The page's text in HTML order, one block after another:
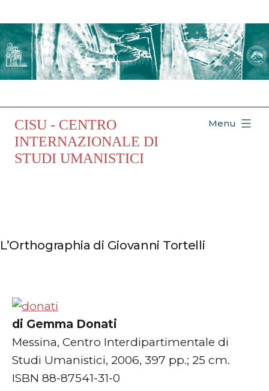
al
contenuto
CISU - CENTRO
INTERNAZIONALE DI
STUDI UMANISTICI
Menu
L’Orthographia di Giovanni Tortelli
di Gemma Donati
Messina, Centro Interdipartimentale di
Studi Umanistici, 2006, 397 pp.; 25 cm.
ISBN 88-87541-31-0